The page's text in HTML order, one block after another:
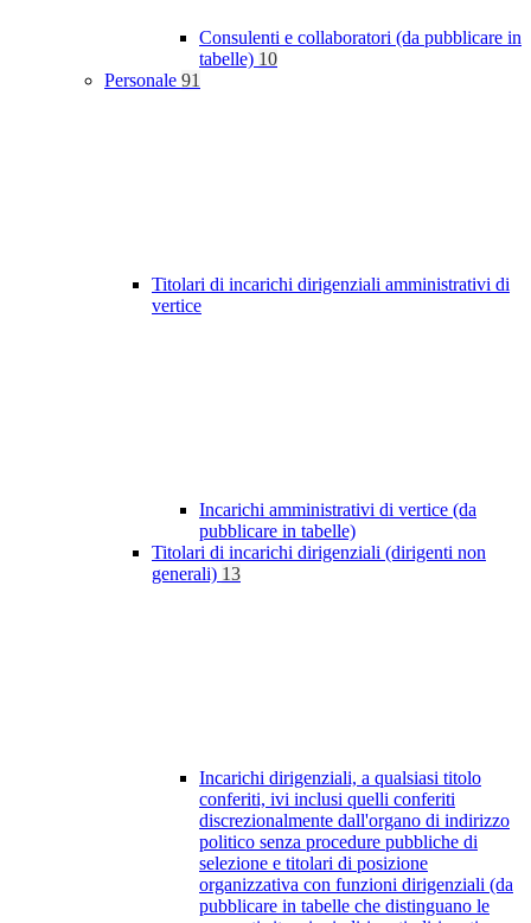
Consulenti e collaboratori (da pubblicare in
tabelle) 10
Personale 91
Titolari di incarichi dirigenziali amministrativi di
vertice
Incarichi amministrativi di vertice (da
pubblicare in tabelle)
Titolari di incarichi dirigenziali (dirigenti non
generali) 13
Incarichi dirigenziali, a qualsiasi titolo
conferiti, ivi inclusi quelli conferiti
discrezionalmente dall'organo di indirizzo
politico senza procedure pubbliche di
selezione e titolari di posizione
organizzativa con funzioni dirigenziali (da
pubblicare in tabelle che distinguano le